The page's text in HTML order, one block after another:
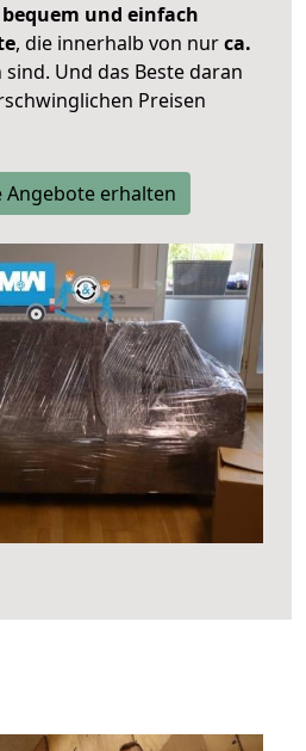
und einfach
, die innerhalb von nurca.
sind. Und das Beste daran
Preisen
Angebote erhalten